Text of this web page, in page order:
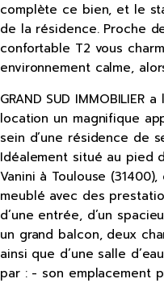
complète ce bien, et le
de la résidence. Proche
confortable T2 vous
environnement calme,
GRAND SUD
location un magnifique
sein d’une résidence de
Idéalement situé au pied
Vanini à Toulouse
meublé avec des
d’une entrée, d’un
un grand balcon, deux
ainsi que d’une salle
par : - son emplacement